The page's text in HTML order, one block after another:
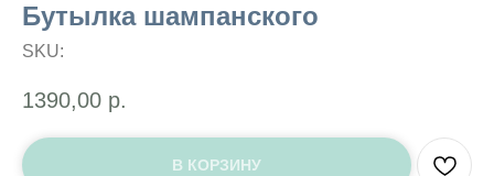
Бутылка шампанского
SKU:
1390,00 р.
В КОРЗИНУ